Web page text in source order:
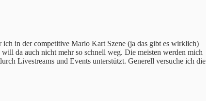
in der competitive Mario Kart Szene (ja das gibt es wirklich)
da auch nicht mehr so schnell weg. Die meisten werden mich
Livestreams und Events unterstützt. Generell versuche ich die